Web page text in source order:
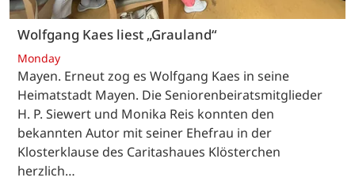
Wolfgang Kaes liest „Grauland“
Monday
Mayen. Erneut zog es Wolfgang Kaes in seine
Heimatstadt Mayen. Die Seniorenbeiratsmitglieder
H. P. Siewert und Monika Reis konnten den
bekannten Autor mit seiner Ehefrau in der
Klosterklause des Caritashaues Klösterchen
herzlich…